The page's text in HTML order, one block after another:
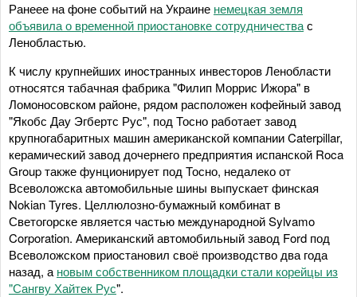
Ранеее на фоне событий на Украине немецкая земля
объявила о временной приостановке сотрудничествас
Ленобластью.
К числу крупнейших иностранных инвесторов Ленобласти
относятся табачная фабрика "Филип Моррис Ижора" в
Ломоносовском районе, рядом расположен кофейный завод
"Якобс Дау Эгбертс Рус", под Тосно работает завод
крупногабаритных машин американской компании Caterpillar,
керамический завод дочернего предприятия испанской Roca
Group также фунционирует под Тосно, недалеко от
Всеволожска автомобильные шины выпускает финская
Nokian Tyres. Целлюлозно-бумажный комбинат в
Светогорске является частью международной Sylvamo
Corporation. Американский автомобильный завод Ford под
Всеволожском приостановил своё производство два года
назад, а новым собственником площадки стали корейцы из
"Сангву Хайтек Рус".